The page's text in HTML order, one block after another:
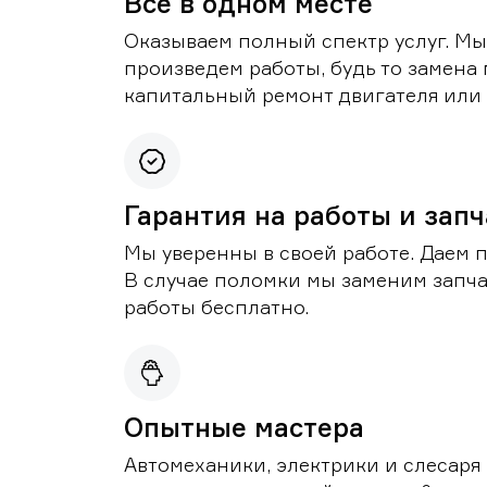
Оказываем полный спектр услуг.
произведем работы, будь то
капитальный ремонт двигателя
Гарантия на работы и
Мы уверенны в своей работе. Даем
В случае поломки мы заменим
работы бесплатно.
Опытные мастера
Автомеханики, электрики и